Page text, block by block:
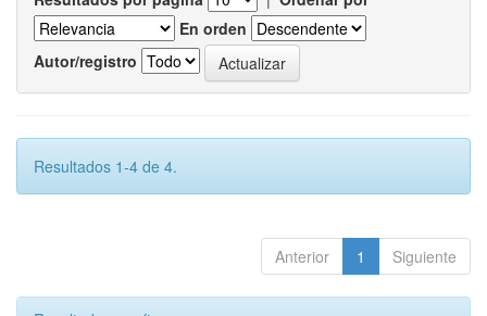
En orden
Autor/registro
Resultados 1-4 de 4.
Anterior 1 Siguiente